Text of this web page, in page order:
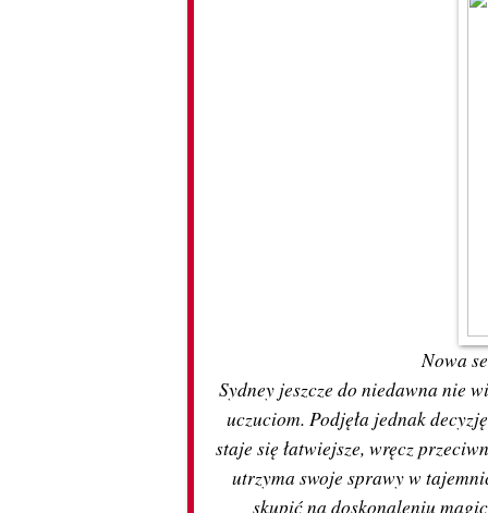
Nowa
Sydney jeszcze do niedawna nie
uczuciom. Podjęła jednak
staje się łatwiejsze, wręcz
utrzyma swoje sprawy w
skupić na doskonaleniu